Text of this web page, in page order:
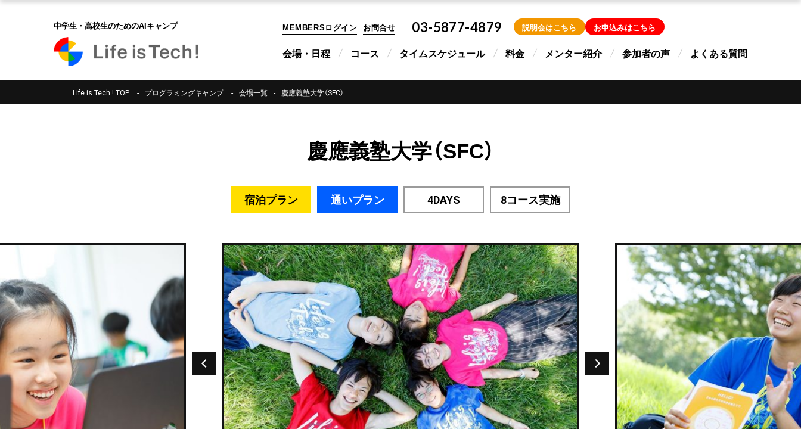
中学生・高校生のためのAIキャンプ MEMBERSログイン お問合せ 03-5877-4879 説明会はこちら お申込みはこちら
会場・日程 コース タイムスケジュール 料金 メンター紹介 参加者の声 よくある質問
Life is Tech ! TOP プログラミングキャンプ 会場一覧 慶應義塾大学（SFC）
慶應義塾大学（SFC）
宿泊プラン 通いプラン 4DAYS 8コース実施